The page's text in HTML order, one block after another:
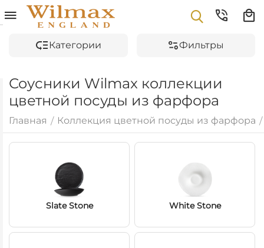
Категории Фильтры
Соусники Wilmax коллекции
цветной посуды из фарфора
Главная / Коллекция цветной посуды из фарфора /
Slate Stone White Stone